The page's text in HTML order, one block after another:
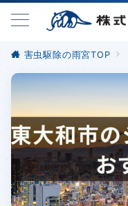
害虫駆除の雨宮TOP